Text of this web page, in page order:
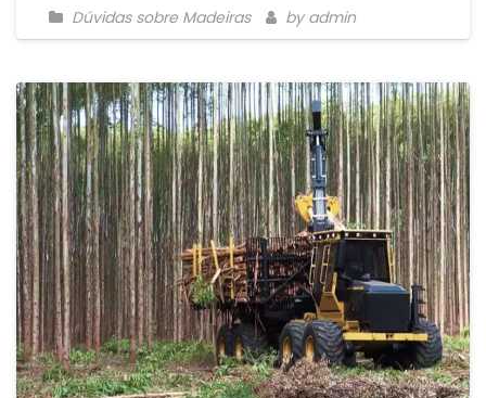
Dúvidas sobre Madeiras by admin